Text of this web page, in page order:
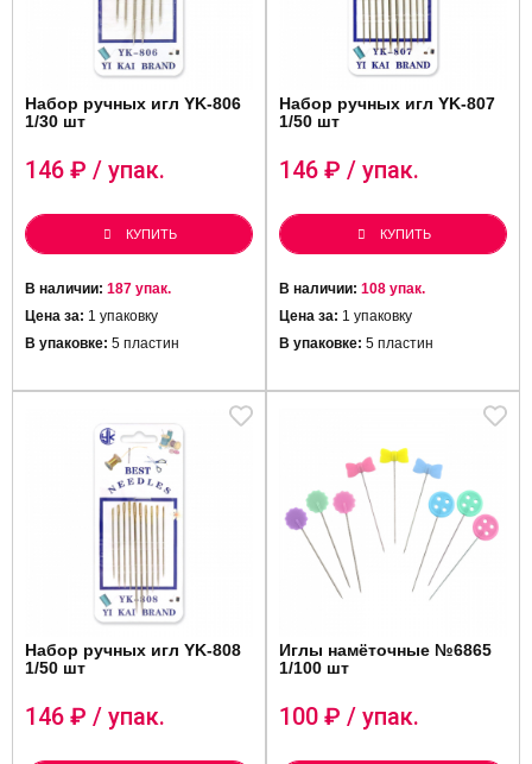
Набор ручных игл YK-806
1/30 шт
146 ₽ / упак.
КУПИТЬ
В наличии: 187 упак.
Цена за: 1 упаковку
В упаковке: 5 пластин
Набор ручных игл YK-807
1/50 шт
146 ₽ / упак.
КУПИТЬ
В наличии: 108 упак.
Цена за: 1 упаковку
В упаковке: 5 пластин
Набор ручных игл YK-808
1/50 шт
146 ₽ / упак.
Иглы намёточные №6865
1/100 шт
100 ₽ / упак.